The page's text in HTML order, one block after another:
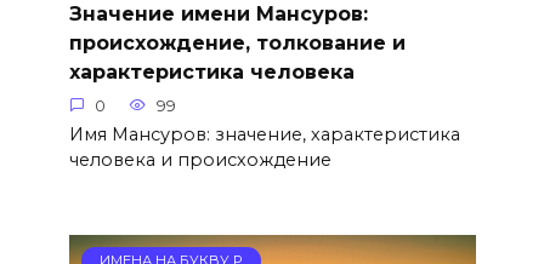
Значение имени Мансуров:
происхождение, толкование и
характеристика человека
0 99
Имя Мансуров: значение, характеристика
человека и происхождение